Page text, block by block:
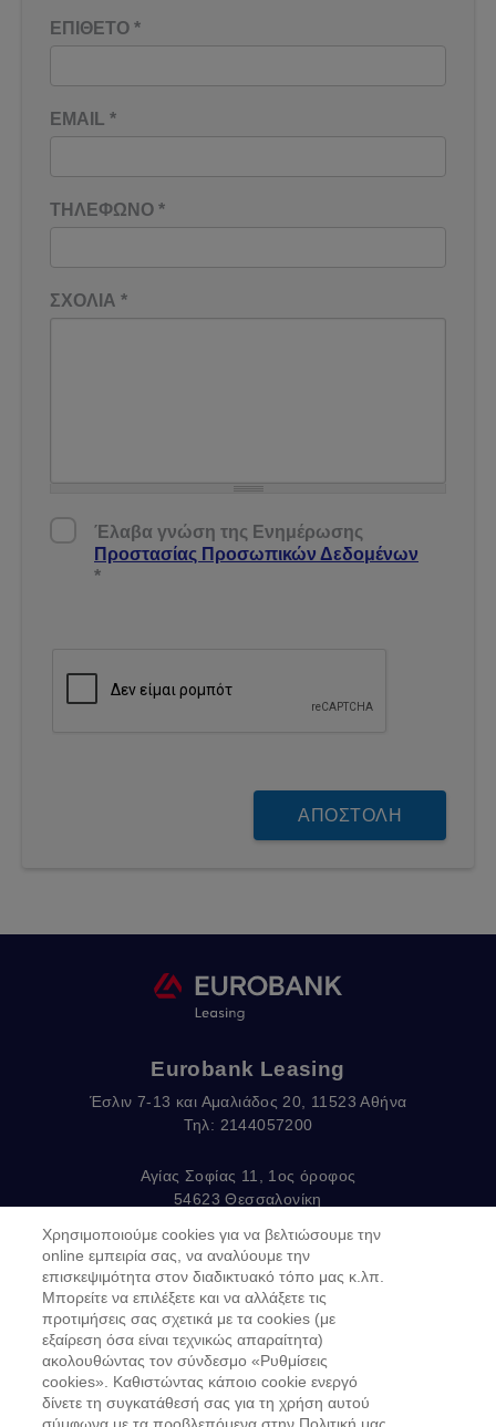
ΕΠΙΘΕΤΟ *
EMAIL *
ΤΗΛΕΦΩΝΟ *
ΣΧΟΛΙΑ *
Έλαβα γνώση της Ενημέρωσης Προστασίας
Δεδομένων*
Έλαβα γνώση της Ενημέρωσης
Προστασίας Προσωπικών Δεδομένων
*
Eurobank Leasing
Έσλιν 7-13 και Αμαλιάδος 20, 11523 Αθήνα
Τηλ: 2144057200
Αγίας Σοφίας 11, 1ος όροφος
54623 Θεσσαλονίκη
email:EurobankLeasing@eurobank.gr
Copyright © 2019
Όροι Χρήσης
Προσωπικά δεδομένα στον Διαδικτυακό Τόπο
Χρησιμοποιούμε cookies για να βελτιώσουμε την
online εμπειρία σας, να αναλύουμε την
επισκεψιμότητα στον διαδικτυακό τόπο μας κ.λπ.
Μπορείτε να επιλέξετε και να αλλάξετε τις
προτιμήσεις σας σχετικά με τα cookies (με
εξαίρεση όσα είναι τεχνικώς απαραίτητα)
ακολουθώντας τον σύνδεσμο «Ρυθμίσεις
cookies». Καθιστώντας κάποιο cookie ενεργό
δίνετε τη συγκατάθεσή σας για τη χρήση αυτού